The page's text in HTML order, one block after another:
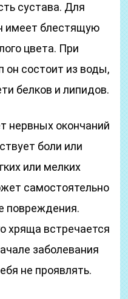
сустава. Для
имеет блестящую
цвета. При
он состоит из воды,
белков и липидов.
нервных окончаний
боли или
или мелких
самостоятельно
повреждения.
хряща встречается
заболевания
не проявлять.